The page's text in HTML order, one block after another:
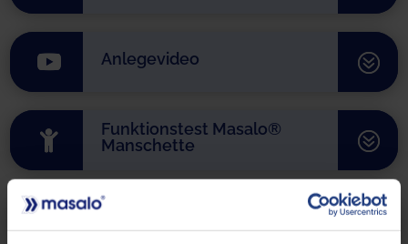
 Anlegevideo ?

Funktionstest Masalo®
Manschette
?

Tipps & Tricks zur
?